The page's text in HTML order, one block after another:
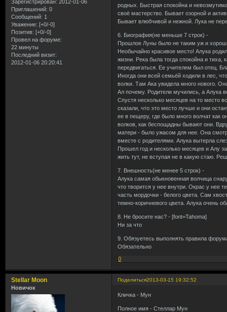
Зарегистрирован: 2012-01-06
Приглашений: 0
Сообщений: 1
Уважение: [+0/-0]
Позитив: [+0/-0]
Провел на форуме:
22 минуты
Последний визит:
2012-01-06 20:20:41
родных. Быстрая спокойна и
своё мастерство. Бывает озорной и
Бывает влюбчивой и нежной. Лука не
6. Биография(не меньше 7 строк) -
Прошлое Луны было не таким уж и
Необычайно красивое место! Алука
жизни. Река была тогда спокойна и
передвигаться. Ее учителем был отец.
Иногда они всей семьёй ходили в лес,
волки. Там Ака увидела много нового.
Ал почему. Родители мучились, а Алука
Спустя несколько месяцев на то место
сказали, что это место лучше и они
ее в пещеру, где было много волчат как
волков, как беспощадны бывают они.
матери - было ужасом для нее. Она
вместе с родителями. Алука вытерла
Прошел год и несколько месяцев и Алу
жить тут, не вступая не в какую стаю.
7. Внешность(не менее 5 строк) -
Алука самая обыкновенная волчица
что творится у нее внутри. Окрас у нее
часть мордочки - белого цвета. Сам
темно-коричневого цвета. Алука очень
8. Не бросите нас? - [font=Tahoma]
Ни за что
9. Обязуетесь выполнять правила
Обязательно
0
Поделиться2013-03-15 19:32:52
Stellar Moon
Новичок
Кличка - Мун
Полное имя - Стеллар Мун